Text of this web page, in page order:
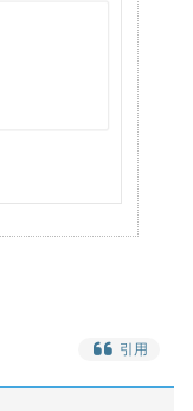
引用